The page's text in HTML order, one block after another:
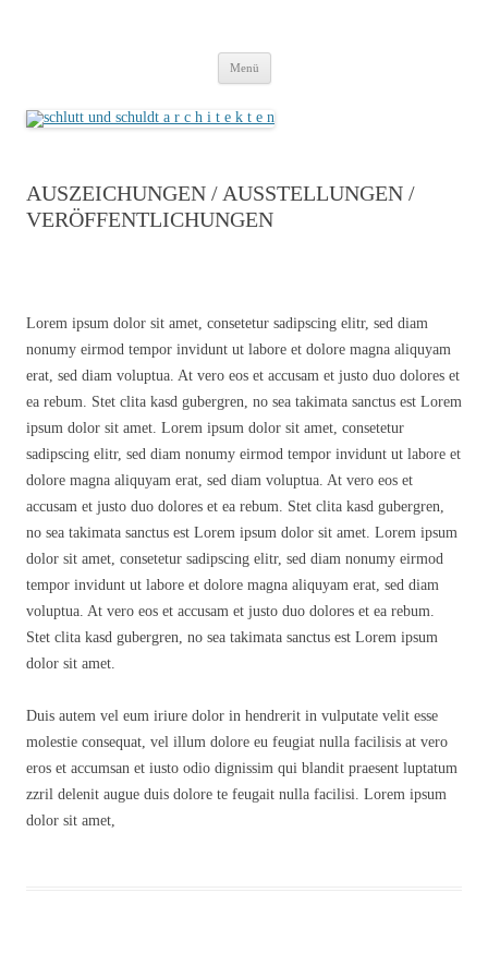
Menü
AUSZEICHUNGEN / AUSSTELLUNGEN /
VERÖFFENTLICHUNGEN
Lorem ipsum dolor sit amet, consetetur sadipscing elitr, sed diam
nonumy eirmod tempor invidunt ut labore et dolore magna aliquyam
erat, sed diam voluptua. At vero eos et accusam et justo duo dolores et
ea rebum. Stet clita kasd gubergren, no sea takimata sanctus est Lorem
ipsum dolor sit amet. Lorem ipsum dolor sit amet, consetetur
sadipscing elitr, sed diam nonumy eirmod tempor invidunt ut labore et
dolore magna aliquyam erat, sed diam voluptua. At vero eos et
accusam et justo duo dolores et ea rebum. Stet clita kasd gubergren,
no sea takimata sanctus est Lorem ipsum dolor sit amet. Lorem ipsum
dolor sit amet, consetetur sadipscing elitr, sed diam nonumy eirmod
tempor invidunt ut labore et dolore magna aliquyam erat, sed diam
voluptua. At vero eos et accusam et justo duo dolores et ea rebum.
Stet clita kasd gubergren, no sea takimata sanctus est Lorem ipsum
dolor sit amet.
Duis autem vel eum iriure dolor in hendrerit in vulputate velit esse
molestie consequat, vel illum dolore eu feugiat nulla facilisis at vero
eros et accumsan et iusto odio dignissim qui blandit praesent luptatum
zzril delenit augue duis dolore te feugait nulla facilisi. Lorem ipsum
dolor sit amet,